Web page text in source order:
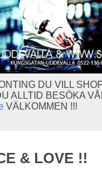
DU VILL
ALLTID BESÖKA
VÄLKOMMEN !!!
& LOVE !!